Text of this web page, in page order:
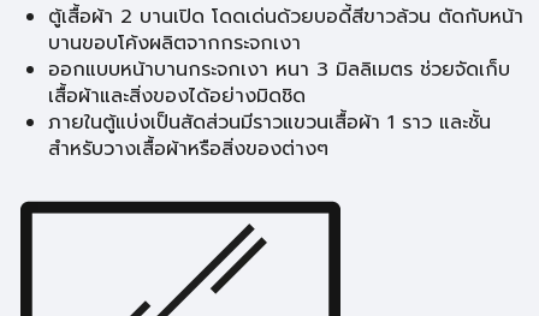
ตู้เสื้อผ้า 2 บานเปิด โดดเด่นด้วยบอดี้สีขาวล้วน ตัดกับหน้า
บานขอบโค้งผลิตจากกระจกเงา
ออกแบบหน้าบานกระจกเงา หนา 3 มิลลิเมตร ช่วยจัดเก็บ
เสื้อผ้าและสิ่งของได้อย่างมิดชิด
ภายในตู้แบ่งเป็นสัดส่วนมีราวแขวนเสื้อผ้า 1 ราว และชั้น
สำหรับวางเสื้อผ้าหรือสิ่งของต่างๆ